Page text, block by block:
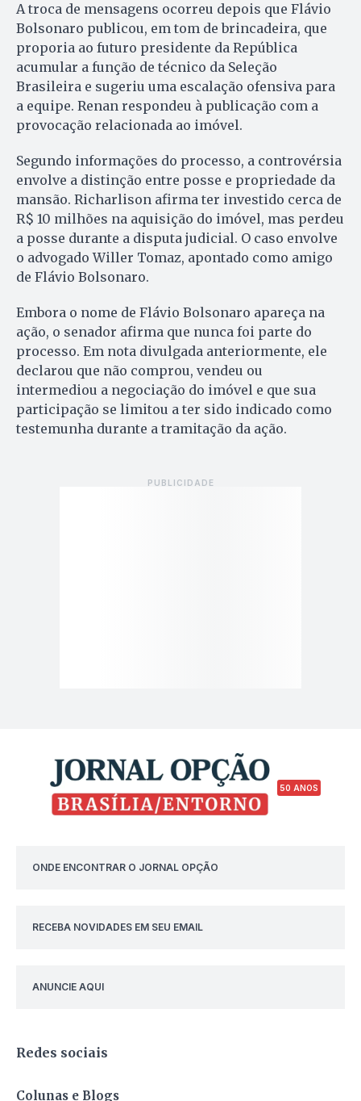
A troca de mensagens ocorreu depois que Flávio
Bolsonaro publicou, em tom de brincadeira, que
proporia ao futuro presidente da República
acumular a função de técnico da Seleção
Brasileira e sugeriu uma escalação ofensiva para
a equipe. Renan respondeu à publicação com a
provocação relacionada ao imóvel.
Segundo informações do processo, a controvérsia
envolve a distinção entre posse e propriedade da
mansão. Richarlison afirma ter investido cerca de
R$ 10 milhões na aquisição do imóvel, mas perdeu
a posse durante a disputa judicial. O caso envolve
o advogado Willer Tomaz, apontado como amigo
de Flávio Bolsonaro.
Embora o nome de Flávio Bolsonaro apareça na
ação, o senador afirma que nunca foi parte do
processo. Em nota divulgada anteriormente, ele
declarou que não comprou, vendeu ou
intermediou a negociação do imóvel e que sua
participação se limitou a ter sido indicado como
testemunha durante a tramitação da ação.
50 ANOS
ONDE ENCONTRAR O JORNAL OPÇÃO
RECEBA NOVIDADES EM SEU EMAIL
ANUNCIE AQUI
Redes sociais
Colunas e Blogs